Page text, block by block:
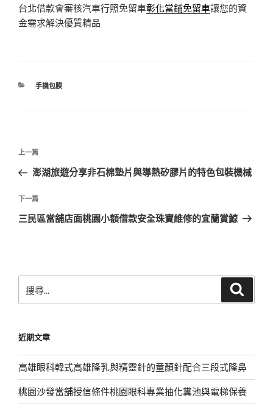
台北借款會審核汽車行照免留車彰化當鋪免留車讓您的資
金需求解決優質精品
分
手機包膜
文
導
覽
上
一
文
章
上一篇
澎湖旅遊分享非石棉墊片與導熱矽膠片的特色包裝機械
下
一
下一篇
三民區當舖店面桃園小額借款安全珠寶維修的宜蘭賞鯨
尋
字:
近期文章
高雄眼科韓式高雄隆乳與精靈針的童顏針配合三段式隆鼻
桃園沙發當舖授信條件桃園眼科專業抽化糞池與電梯保養